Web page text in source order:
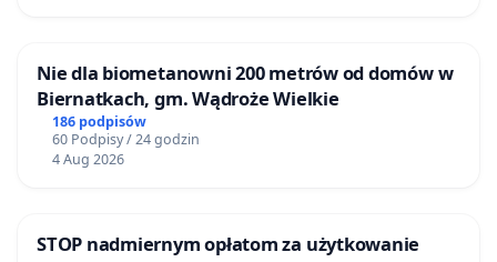
Nie dla biometanowni 200 metrów od domów w
Biernatkach, gm. Wądroże Wielkie
186 podpisów
60 Podpisy / 24 godzin
4 Aug 2026
STOP nadmiernym opłatom za użytkowanie